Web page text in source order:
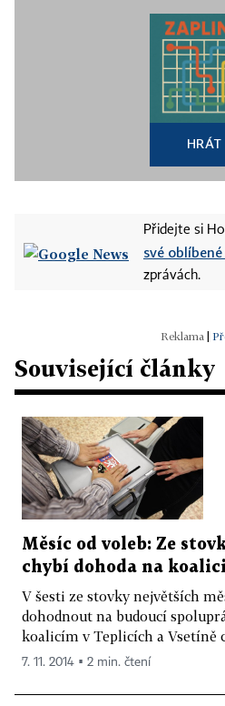
HRÁT
Přidejte si
své
zprávách.
Související články
Měsíc od voleb: Ze
chybí dohoda na
V šesti ze stovky největších
dohodnout na budoucí
koalicím v Teplicích a Vsetíně
7. 11. 2014 ▪ 2 min. čtení